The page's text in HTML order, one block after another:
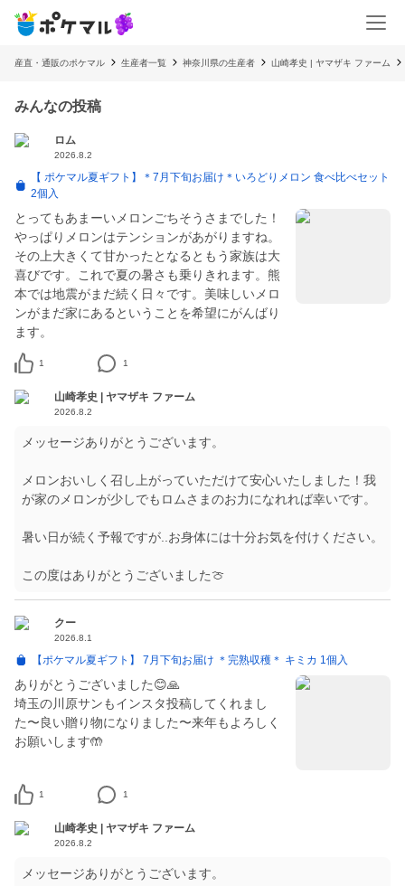
産直・通販のポケマル 生産者一覧 神奈川県の生産者 山崎孝史 | ヤマザキ ファーム
みんなの投稿
ロム
2026.8.2
【 ポケマル夏ギフト】＊7月下旬お届け＊いろどりメロン 食べ比べセット
2個入
とってもあまーいメロンごちそうさまでした！
やっぱりメロンはテンションがあがりますね。
その上大きくて甘かったとなるともう家族は大
喜びです。これで夏の暑さも乗りきれます。熊
本では地震がまだ続く日々です。美味しいメロ
ンがまだ家にあるということを希望にがんばり
ます。
1 1
山崎孝史 | ヤマザキ ファーム
2026.8.2
メッセージありがとうございます。
メロンおいしく召し上がっていただけて安心いたしました！我
が家のメロンが少しでもロムさまのお力になれれば幸いです。
暑い日が続く予報ですが..お身体には十分お気を付けください。
この度はありがとうございました🍈
クー
2026.8.1
【ポケマル夏ギフト】 7月下旬お届け ＊完熟収穫＊ キミカ 1個入
ありがとうございました😊🙏
埼玉の川原サンもインスタ投稿してくれまし
た〜良い贈り物になりました〜来年もよろしく
お願いします🤲
1 1
山崎孝史 | ヤマザキ ファーム
2026.8.2
メッセージありがとうございます。